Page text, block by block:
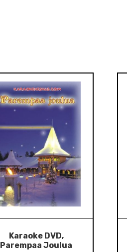
Karaoke DVD,
Parempaa Joulua